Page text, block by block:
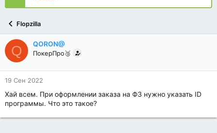
Flopzilla
Q QORON@
ПокерПро🥉
19 Сен 2022
Хай всем. При оформлении заказа на ФЗ нужно указать ID
программы. Что это такое?